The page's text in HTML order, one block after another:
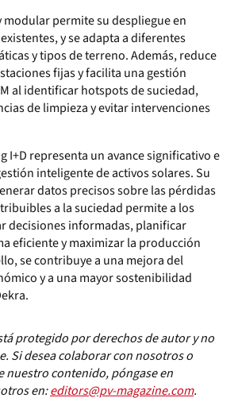
modular permite su despliegue en
y se adapta a diferentes
y tipos de terreno. Además, reduce
fijas y facilita una gestión
al identificar hotspots de suciedad,
de limpieza y evitar intervenciones
I+D representa un avance significativo e
inteligente de activos solares. Su
datos precisos sobre las pérdidas
a la suciedad permite a los
decisiones informadas, planificar
eficiente y maximizar la producción
se contribuye a una mejora del
y a una mayor sostenibilidad
protegido por derechos de autor y no
Si desea colaborar con nosotros o
nuestro contenido, póngase en
en:editors@pv-magazine.com.